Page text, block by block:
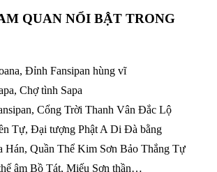
QUAN NỔI BẬT TRONG
Đỉnh Fansipan hùng vĩ
Chợ tình Sapa
Cổng Trời Thanh Vân Đắc Lộ
Tự, Đại tượng Phật A Di Đà bằng
Hán, Quần Thể Kim Sơn Bảo Thắng Tự
âm Bồ Tát, Miếu Sơn thần…